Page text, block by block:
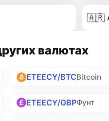
🇦🇷
валютах
ETEECY/BTCBitcoin
ETEECY/GBPФунт